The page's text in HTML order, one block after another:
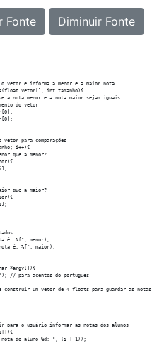
Fonte Diminuir Fonte
vetor e informa a menor e a maior nota
vetor[], int tamanho){
a nota menor e a nota maior sejam iguais
do vetor
vetor para comparações
i++){
que a menor?
que a maior?
é: %f", menor);
é: %f", maior);
*argv[]){
// para acentos do português
construir um vetor de 4 floats para guardar as notas
para o usuário informar as notas dos alunos
do aluno %d: ", (i + 1));